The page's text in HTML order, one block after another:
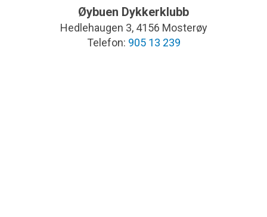
Øybuen Dykkerklubb
Hedlehaugen 3, 4156 Mosterøy
Telefon: 905 13 239